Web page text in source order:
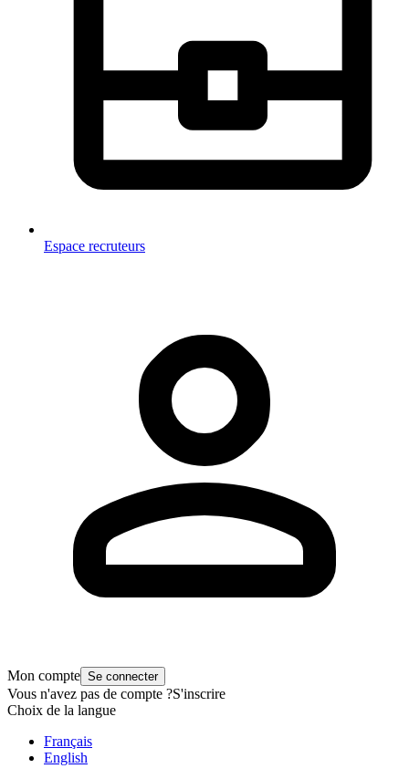
Espace recruteurs
Mon compte Se connecter
Vous n'avez pas de compte ?S'inscrire
Choix de la langue
Français
English